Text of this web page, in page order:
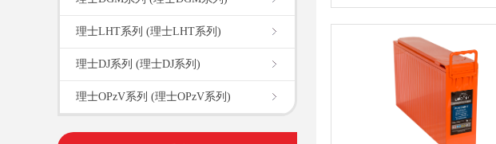
理士LHT系列 (理士LHT系列)
理士DJ系列 (理士DJ系列)
理士OPzV系列 (理士OPzV系列)